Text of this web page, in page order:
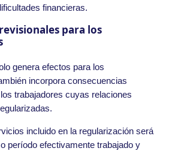
financieras.
para los
genera efectos para los
incorpora consecuencias
trabajadores cuyas relaciones
incluido en la regularización será
período efectivamente trabajado y